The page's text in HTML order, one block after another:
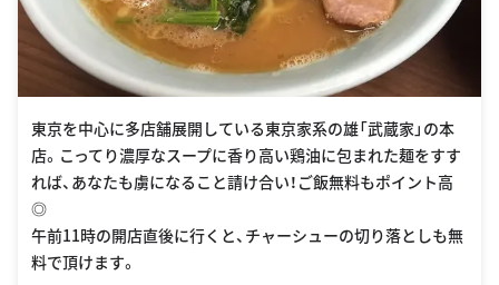
東京を中心に多店舗展開している東京家系の雄「武蔵家」の本
店。こってり濃厚なスープに香り高い鶏油に包まれた麺をすす
れば、あなたも虜になること請け合い！ご飯無料もポイント高
◎
午前11時の開店直後に行くと、チャーシューの切り落としも無
料で頂けます。